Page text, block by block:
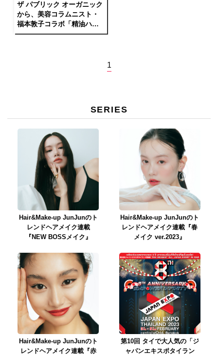
ザ パブリック オーガニック
から、美容コラムニスト・
福本敦子コラボ「精油ハン
ドフレッシュナー」が発売
1
SERIES
Hair&Make-up JunJunのト
レンドヘアメイク連載
『NEW BOSSメイク』
Hair&Make-up JunJunのト
レンドヘアメイク連載『春
メイク ver.2023』
Hair&Make-up JunJunのト
レンドヘアメイク連載『赤
第10回 タイで大人気の「ジ
ャパンエキスポタイラン